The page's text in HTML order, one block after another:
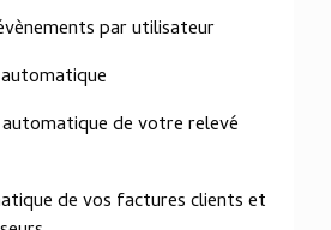
par utilisateur
de votre relevé
de vos factures clients et